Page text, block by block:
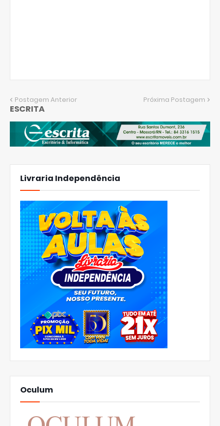
Postagem Anterior Próxima Postagem
ESCRITA
Livraria Independência
Oculum